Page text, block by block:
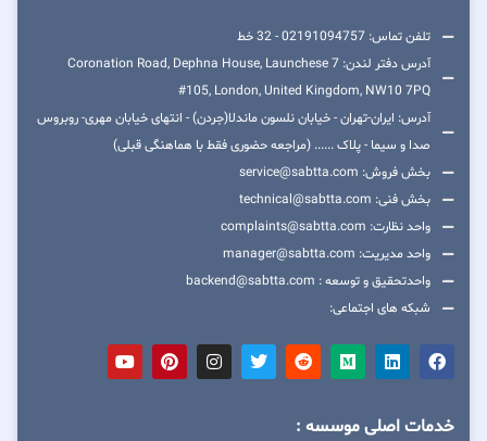
تلفن تماس: 02191094757 - 32 خط
آدرس دفتر لندن: 7 Coronation Road, Dephna House, Launchese
#105, London, United Kingdom, NW10 7PQ
آدرس: ایران-تهران - خیابان نلسون ماندلا(جردن) - انتهای خیابان مهری- روبروس
صدا و سیما - پلاک ...... (مراجعه حضوری فقط با هماهنگی قبلی)
بخش فروش: service@sabtta.com
بخش فنی: technical@sabtta.com
واحد نظارت: complaints@sabtta.com
واحد مدیریت: manager@sabtta.com
واحدتحقیق و توسعه : backend@sabtta.com
شبکه های اجتماعی:
خدمات اصلی موسسه :